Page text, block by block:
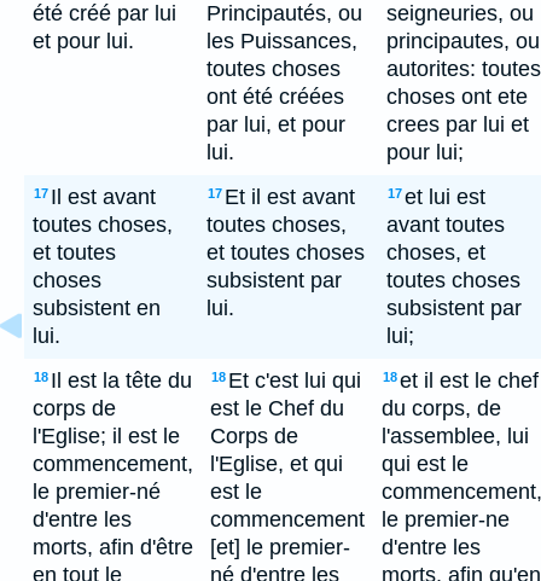
été créé par lui
et pour lui.
Principautés, ou
les Puissances,
toutes choses
ont été créées
par lui, et pour
lui.
seigneuries, ou
principautes, ou
autorites: toutes
choses ont ete
crees par lui et
pour lui;
17 Il est avant
toutes choses,
et toutes
choses
subsistent en
lui.
17 Et il est avant
toutes choses,
et toutes choses
subsistent par
lui.
17et lui est
avant toutes
choses, et
toutes choses
subsistent par
lui;
18 Il est la tête du
corps de
l'Eglise; il est le
commencement,
le premier-né
d'entre les
morts, afin d'être
en tout le
18 Et c'est lui qui
est le Chef du
Corps de
l'Eglise, et qui
est le
commencement
[et] le premier-
né d'entre les
18et il est le chef
du corps, de
l'assemblee, lui
qui est le
commencement,
le premier-ne
d'entre les
morts, afin qu'en